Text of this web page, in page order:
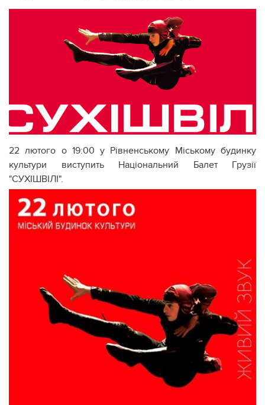
22 лютого о 19:00 у Рівненському Міському будинку
культури виступить Національний Балет Грузії
"СУХІШВІЛІ".